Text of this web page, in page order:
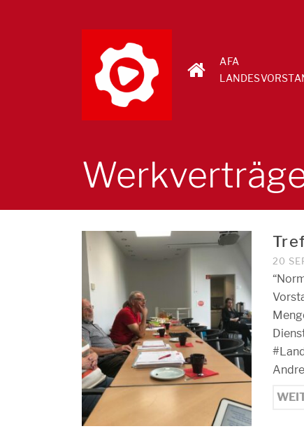
AFA
20